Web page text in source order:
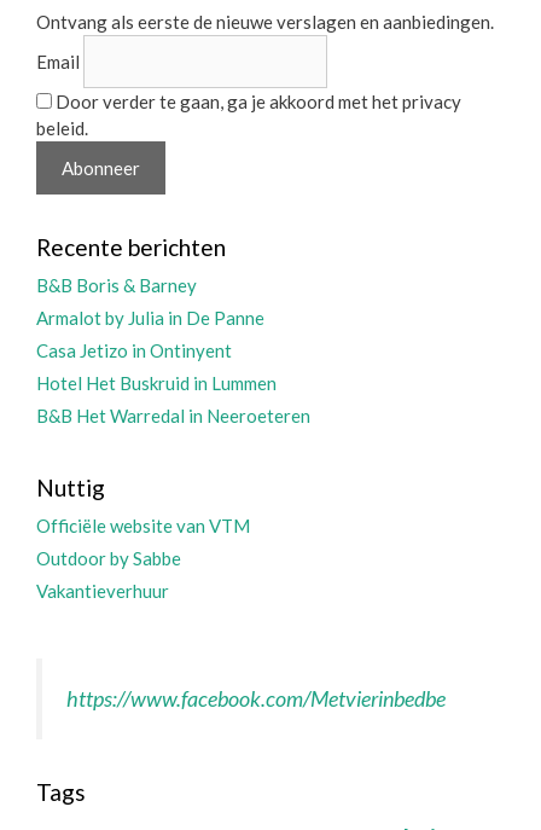
Ontvang als eerste de nieuwe verslagen en aanbiedingen.
Email
Door verder te gaan, ga je akkoord met het privacy
beleid.
Recente berichten
B&B Boris & Barney
Armalot by Julia in De Panne
Casa Jetizo in Ontinyent
Hotel Het Buskruid in Lummen
B&B Het Warredal in Neeroeteren
Nuttig
Officiële website van VTM
Outdoor by Sabbe
Vakantieverhuur
https://www.facebook.com/Metvierinbedbe
Tags